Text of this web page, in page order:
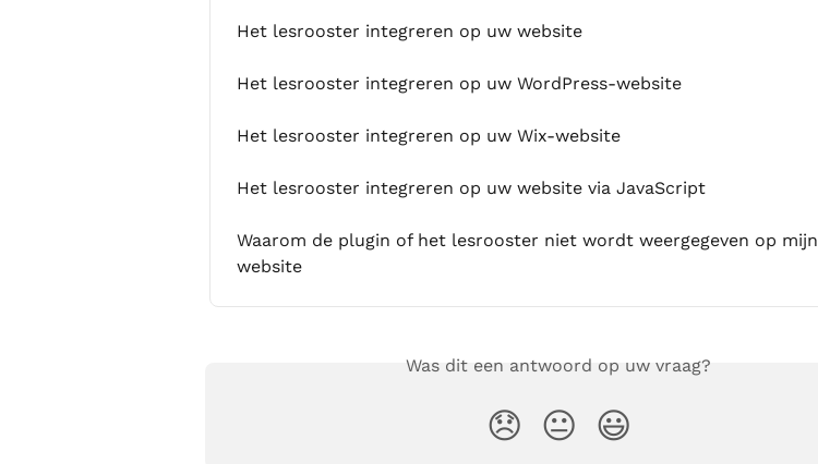
Het lesrooster integreren op uw website
Het lesrooster integreren op uw WordPress-website
Het lesrooster integreren op uw Wix-website
Het lesrooster integreren op uw website via JavaScript
Waarom de plugin of het lesrooster niet wordt weergegeven op mijn
website
Was dit een antwoord op uw vraag?
😞 😐 😃